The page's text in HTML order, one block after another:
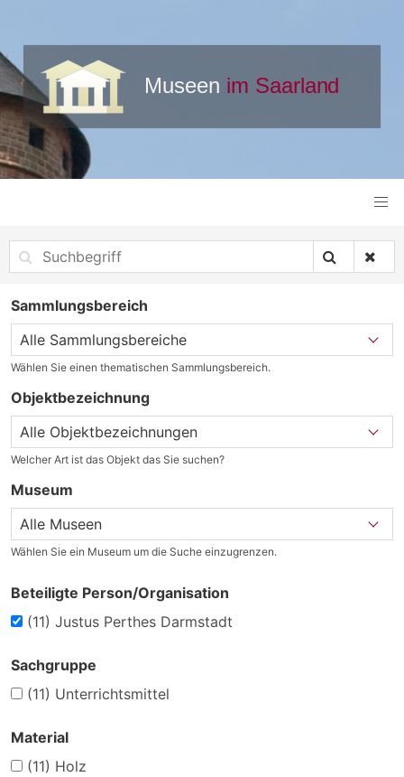
Sammlungsbereich
Wählen Sie einen thematischen Sammlungsbereich.
Objektbezeichnung
Welcher Art ist das Objekt das Sie suchen?
Museum
Wählen Sie ein Museum um die Suche einzugrenzen.
Beteiligte Person/Organisation
(11) Justus Perthes Darmstadt
Sachgruppe
(11) Unterrichtsmittel
Material
(11) Holz